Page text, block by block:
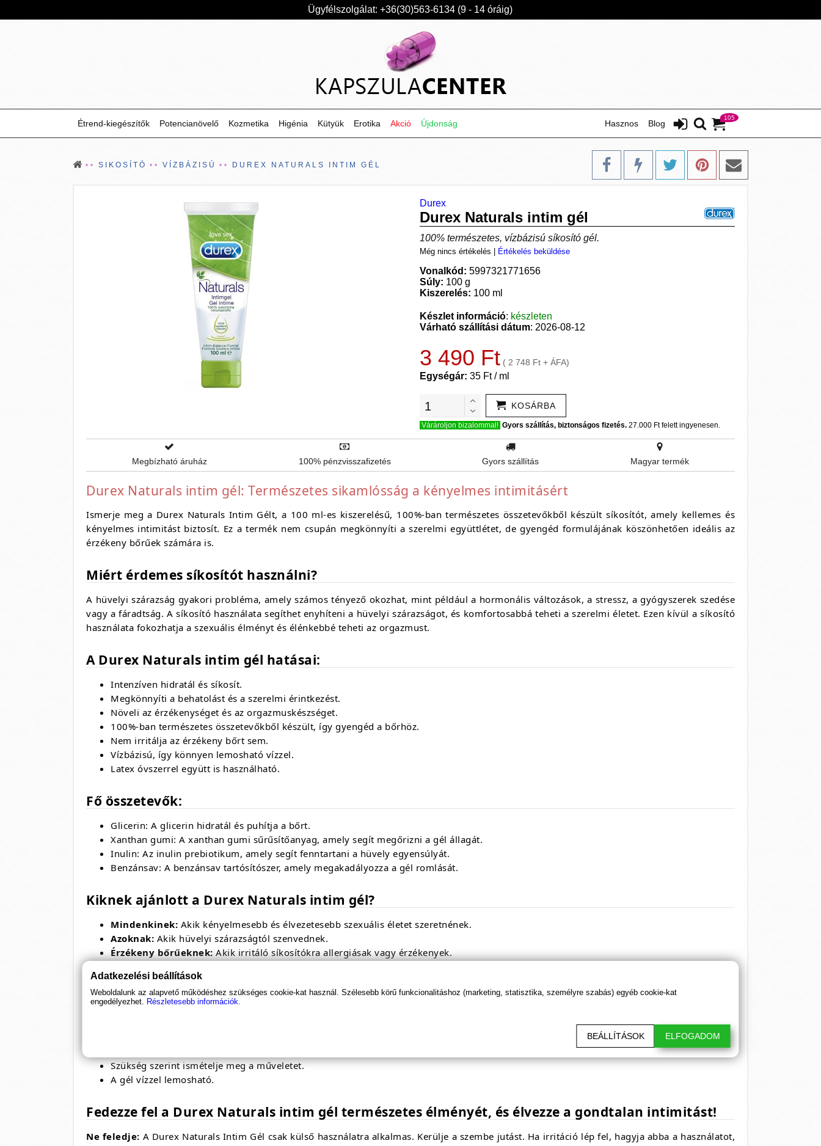
Ügyfélszolgálat: +36(30)563-6134 (9 - 14 óráig)
105
Étrend-kiegészítők Blog
Potencianövelő Hasznos
Kozmetika Higénia Kütyük Erotika Akció Újdonság
SIKOSÍTÓ VÍZBÁZISÚ DUREX NATURALS INTIM GÉL
Durex
Durex Naturals intim gél
100% természetes, vízbázisú síkosító gél.
Még nincs értékelés Értékelés beküldése
Vonalkód: 5997321771656
Súly: 100 g
Kiszerelés: 100 ml
Készlet információ: készleten
Várható szállítási dátum: 2026-08-12
3 490 Ft ( 2 748 Ft + ÁFA)
Egységár: 35 Ft / ml
KOSÁRBA
Várároljon bizalommal! Gyors szállítás, biztonságos fizetés. 27.000 Ft felett ingyenesen.
Megbízható áruház 100% pénzvisszafizetés Gyors szállítás Magyar termék
Durex Naturals intim gél: Természetes sikamlósság a kényelmes intimitásért
Ismerje meg a Durex Naturals Intim Gélt, a 100 ml-es kiszerelésű, 100%-ban természetes összetevőkből készült síkosítót, amely kellemes és
kényelmes intimitást biztosít. Ez a termék nem csupán megkönnyíti a szerelmi együttlétet, de gyengéd formulájának köszönhetően ideális az
érzékeny bőrűek számára is.
Miért érdemes síkosítót használni?
A hüvelyi szárazság gyakori probléma, amely számos tényező okozhat, mint például a hormonális változások, a stressz, a gyógyszerek szedése
vagy a fáradtság. A síkosító használata segíthet enyhíteni a hüvelyi szárazságot, és komfortosabbá teheti a szerelmi életet. Ezen kívül a síkosító
használata fokozhatja a szexuális élményt és élénkebbé teheti az orgazmust.
A Durex Naturals intim gél hatásai:
Intenzíven hidratál és síkosít.
Megkönnyíti a behatolást és a szerelmi érintkezést.
Növeli az érzékenységet és az orgazmuskészséget.
100%-ban természetes összetevőkből készült, így gyengéd a bőrhöz.
Nem irritálja az érzékeny bőrt sem.
Vízbázisú, így könnyen lemosható vízzel.
Latex óvszerrel együtt is használható.
Fő összetevők:
Glicerin: A glicerin hidratál és puhítja a bőrt.
Xanthan gumi: A xanthan gumi sűrűsítőanyag, amely segít megőrizni a gél állagát.
Inulin: Az inulin prebiotikum, amely segít fenntartani a hüvely egyensúlyát.
Benzánsav: A benzánsav tartósítószer, amely megakadályozza a gél romlását.
Kiknek ajánlott a Durex Naturals intim gél?
Mindenkinek: Akik kényelmesebb és élvezetesebb szexuális életet szeretnének.
Azoknak: Akik hüvelyi szárazságtól szenvednek.
Érzékeny bőrűeknek:Akik irritáló síkosítókra allergiásak vagy érzékenyek.
Azoknak:Akik latex óvszert használnak.
Szükség szerint ismételje meg a műveletet.
A gél vízzel lemosható.
Fedezze fel a Durex Naturals intim gél természetes élményét, és élvezze a gondtalan intimitást!
Ne feledje: A Durex Naturals Intim Gél csak külső használatra alkalmas. Kerülje a szembe jutást. Ha irritáció lép fel, hagyja abba a használatot,
Adatkezelési beállítások
Weboldalunk az alapvető működéshez szükséges cookie-kat használ. Szélesebb körű funkcionalitáshoz (marketing, statisztika, személyre szabás) egyéb cookie-kat
engedélyezhet. Részletesebb információk.
BEÁLLÍTÁSOK ELFOGADOM